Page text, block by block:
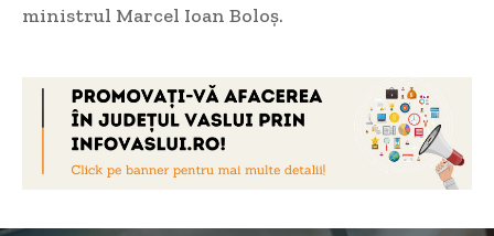
ministrul Marcel Ioan Boloș.